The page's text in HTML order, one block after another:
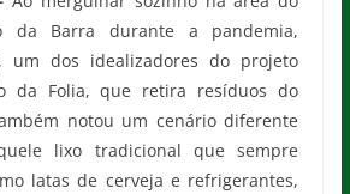
da Barra durante a pandemia,
um dos idealizadores do projeto
da Folia, que retira resíduos do
notou um cenário diferente
lixo tradicional que sempre
latas de cerveja e refrigerantes,